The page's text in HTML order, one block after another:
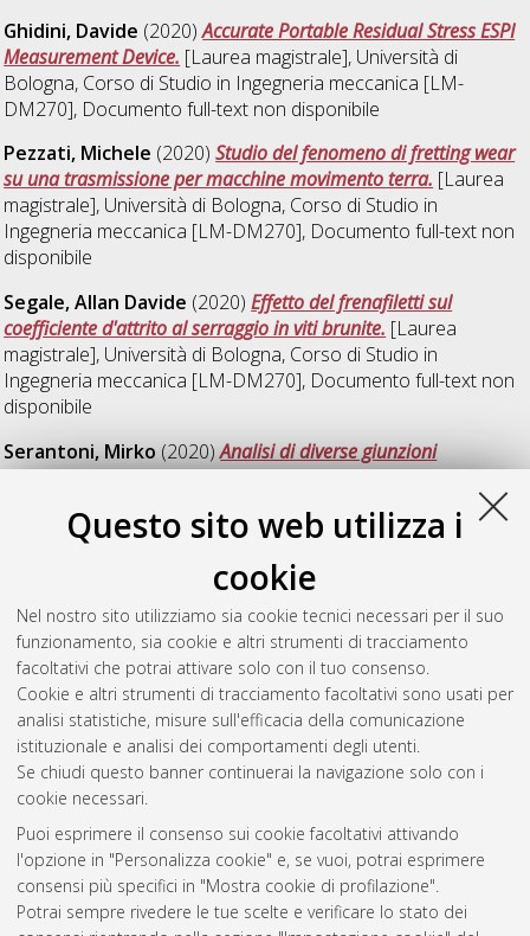
Questo sito web utilizza i
cookie
Nel nostro sito utilizziamo sia cookie tecnici necessari per il suo
funzionamento, sia cookie e altri strumenti di tracciamento
facoltativi che potrai attivare solo con il tuo consenso.
Cookie e altri strumenti di tracciamento facoltativi sono usati per
analisi statistiche, misure sull'efficacia della comunicazione
istituzionale e analisi dei comportamenti degli utenti.
Se chiudi questo banner continuerai la navigazione solo con i
cookie necessari.
Puoi esprimere il consenso sui cookie facoltativi attivando
l'opzione in "Personalizza cookie" e, se vuoi, potrai esprimere
consensi più specifici in "Mostra cookie di profilazione".
Potrai sempre rivedere le tue scelte e verificare lo stato dei
Ghidini, Davide (2020)Accurate Portable Residual Stress ESPI
Measurement Device. [Laurea magistrale], Università di
Bologna, Corso di Studio in Ingegneria meccanica [LM-
DM270], Documento full-text non disponibile
Pezzati, Michele (2020)Studio del fenomeno di fretting wear
su una trasmissione per macchine movimento terra. [Laurea
magistrale], Università di Bologna, Corso di Studio in
Ingegneria meccanica [LM-DM270], Documento full-text non
disponibile
Segale, Allan Davide (2020)Effetto del frenafiletti sul
coefficiente d'attrito al serraggio in viti brunite. [Laurea
magistrale], Università di Bologna, Corso di Studio in
Ingegneria meccanica [LM-DM270], Documento full-text non
disponibile
Serantoni, Mirko (2020)Analisi di diverse giunzioni
meccaniche per interventi di ricostruzione femorale.[Laurea
Ingegneria meccanica [LM-DM270], Documento full-text non
forcellone motociclistico.[Laurea magistrale], Università di
Bologna, Corso di Studio in Ingegneria meccanica [LM-
DM270], Documento full-text non disponibile
Questa lista e' stata generata ilSat Aug 8 03:55:03 2026
CEST
Atom
Rss 1.0
Rss 2.0